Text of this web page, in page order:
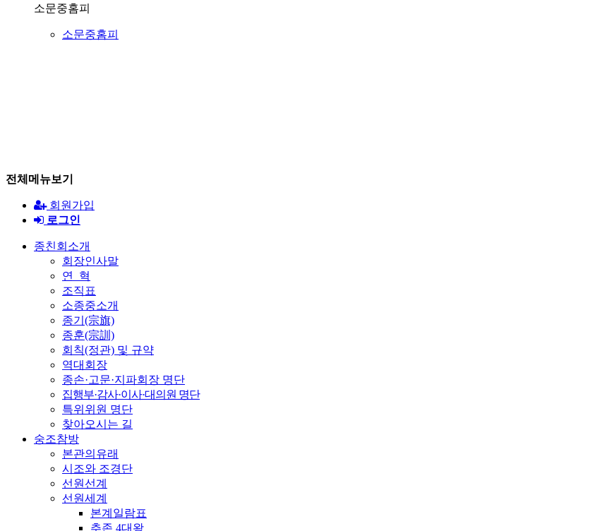
소문중홈피
소문중홈피
전체메뉴보기
회원가입
로그인
종친회소개
회장인사말
연 혁
조직표
소종중소개
종기(宗旗)
종훈(宗訓)
회칙(정관) 및 규약
역대회장
종손·고문·지파회장 명단
집행부·감사·이사·대의원 명단
특위위원 명단
찾아오시는 길
숭조참방
본관의유래
시조와 조경단
선원선계
선원세계
본계일람표
추존 4대왕